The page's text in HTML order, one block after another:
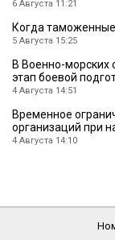
6 Августа 11:21
Когда
5 Августа 15:25
В Военно-морских
этап боевой
4 Августа 14:51
Временное
организаций при
4 Августа 14:10